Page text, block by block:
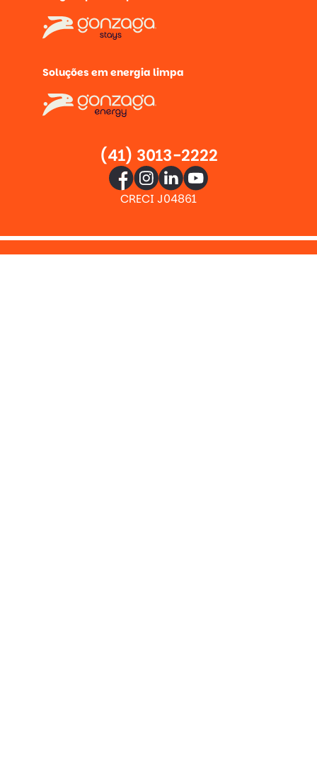
Soluções em energia limpa
(41) 3013-2222
CRECI J04861